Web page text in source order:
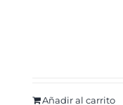
Añadir al carrito